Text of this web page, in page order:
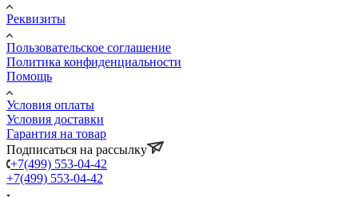
Реквизиты
Пользовательское соглашение
Политика конфиденциальности
Помощь
Условия оплаты
Условия доставки
Гарантия на товар
Подписаться на рассылку
+7(499) 553-04-42
+7(499) 553-04-42